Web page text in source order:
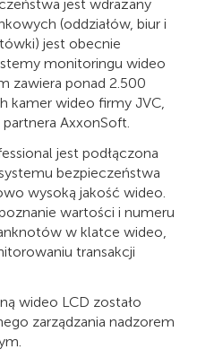
jest wdrażany
(oddziałów, biur i
jest obecnie
monitoringu wideo
zawiera ponad 2.500
kamer wideo firmy JVC,
AxxonSoft.
jest podłączona
bezpieczeństwa
wysoką jakość wideo.
wartości i numeru
w klatce wideo,
transakcji
wideo LCD zostało
zarządzania nadzorem